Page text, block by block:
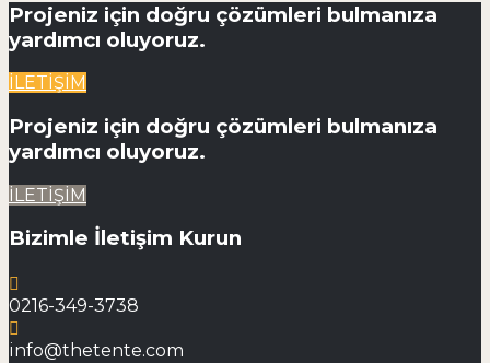
Projeniz için doğru çözümleri bulmanıza
yardımcı oluyoruz.
İLETİŞİM
Projeniz için doğru çözümleri bulmanıza
yardımcı oluyoruz.
İLETİŞİM
Bizimle İletişim Kurun
0216-349-3738
info@thetente.com